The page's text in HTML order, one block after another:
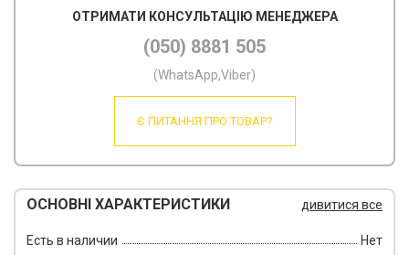
ОТРИМАТИ КОНСУЛЬТАЦІЮ МЕНЕДЖЕРА
(050) 8881 505
(WhatsApp,Viber)
Є ПИТАННЯ ПРО ТОВАР?
ОСНОВНІ ХАРАКТЕРИСТИКИ дивитися все
Есть в наличии Нет